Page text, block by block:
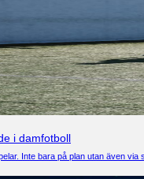
i damfotboll
Inte bara på plan utan även